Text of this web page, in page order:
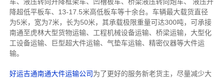
降超低平板车、13-17.5米高低板车等十余台。车辆最大载货直径
为5米，宽为7米，长为50米，其承载极限重量可达300吨，可承接
南通至虎林大型货物运输、工程机械设备运输、桥梁运输，大型化
工设备运输、巨型超大件运输、气垫车运输、精密仪器等大件运
输。
好运吉通南通大件运输公司为了更好的服务新老货主，尽量减少大